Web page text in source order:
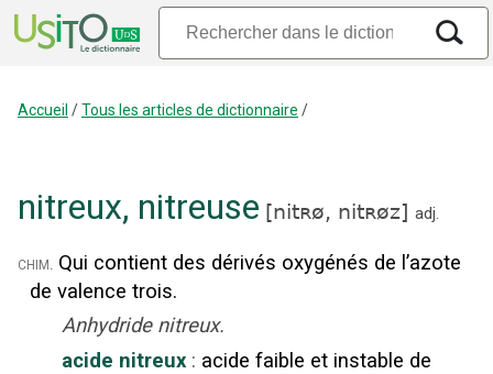
Accueil /Tous les articles de dictionnaire /
nitreux, nitreuse [nitʀø, nitʀøz] adj.
chim. Qui contient des dérivés oxygénés de l’azote
de valence trois.
Anhydride nitreux.
acide nitreux : acide faible et instable de